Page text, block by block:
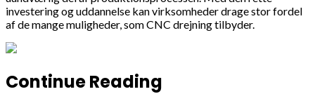
investering og uddannelse kan virksomheder drage stor fordel
af de mange muligheder, som CNC drejning tilbyder.
Continue Reading